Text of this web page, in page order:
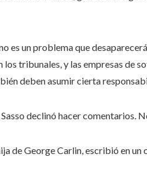
es un problema que
los tribunales, y las empresas de
deben asumir cierta
declinó hacer comentarios.
de George Carlin, escribió en